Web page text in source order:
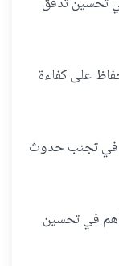
على كفاءة
في تجنب حدوث
في تحسين